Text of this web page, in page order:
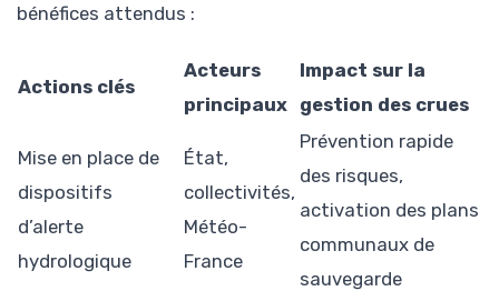
bénéfices attendus :
Actions clés
Acteurs
principaux
Impact sur la
gestion des crues
Mise en place de
dispositifs
d’alerte
hydrologique
État,
collectivités,
Météo-
France
Prévention rapide
des risques,
activation des plans
communaux de
sauvegarde